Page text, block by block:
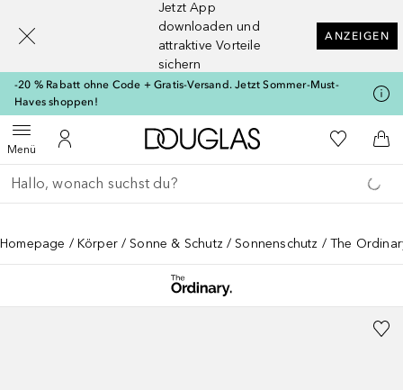
Jetzt App
downloaden und
attraktive Vorteile
sichern
ANZEIGEN
-20 % Rabatt ohne Code + Gratis-Versand. Jetzt Sommer-Must-
Haves shoppen!
MenüMenü öffnenZu Meinem Kundenkonto
Zur Douglas Startseite
Zu Meiner
Gehe zurück
Suche ausführen
Homepage Körper Sonne & Schutz Sonnenschutz The
[navigation.slideout.screenreader]